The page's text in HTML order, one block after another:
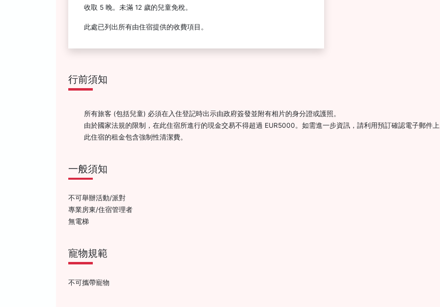
收取 5 晚。未滿 12 歲的兒童免稅。
此處已列出所有由住宿提供的收費項目。
行前須知
所有旅客 (包括兒童) 必須在入住登記時出示由政府簽發並附有相片的身分證或護照。
由於國家法規的限制，在此住宿所進行的現金交易不得超過 EUR5000。如需進一步資訊，請利用預訂確認電子郵件
此住宿的租金包含強制性清潔費。
一般須知
不可舉辦活動/派對
專業房東/住宿管理者
無電梯
寵物規範
不可攜帶寵物